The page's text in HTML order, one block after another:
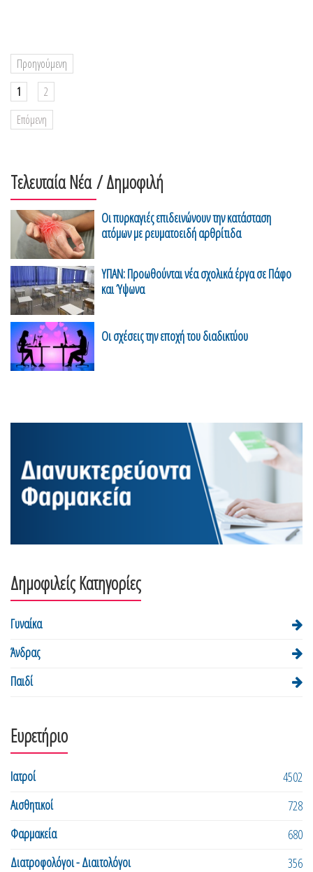
Προηγούμενη
1
2
Επόμενη
Τελευταία Νέα / Δημοφιλή
Οι πυρκαγιές επιδεινώνουν την κατάσταση
ατόμων με ρευματοειδή αρθρίτιδα
ΥΠΑΝ: Προωθούνται νέα σχολικά έργα σε Πάφο
και Ύψωνα
Οι σχέσεις την εποχή του διαδικτύου
Δημοφιλείς Κατηγορίες
Γυναίκα
Άνδρας
Παιδί
Ευρετήριο
Ιατροί
4502
Αισθητικοί
728
Φαρμακεία
680
Διατροφολόγοι - Διαιτολόγοι
356